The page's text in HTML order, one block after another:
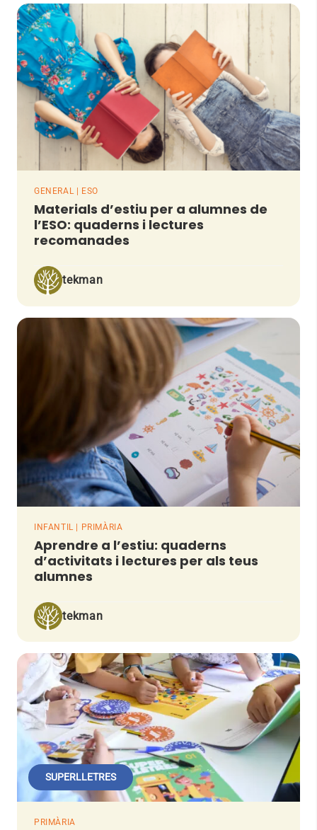
GENERAL | ESO
Materials d’estiu per a alumnes de
l’ESO: quaderns i lectures
recomanades
tekman
INFANTIL | PRIMÀRIA
Aprendre a l’estiu: quaderns
d’activitats i lectures per als teus
alumnes
tekman
SUPERLLETRES
PRIMÀRIA